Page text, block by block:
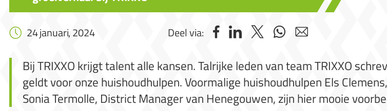
24 januari, 2024 Deel via:
Bij TRIXXO krijgt talent alle kansen. Talrijke leden van team TRIXXO
geldt voor onze huishoudhulpen. Voormalige huishoudhulpen Els
Sonia Termolle, District Manager van Henegouwen, zijn hier mooie